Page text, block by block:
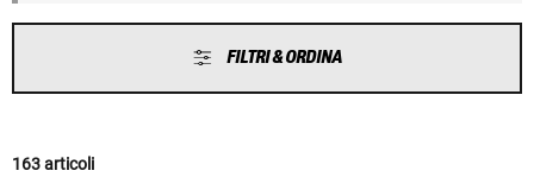
FILTRI & ORDINA
163 articoli